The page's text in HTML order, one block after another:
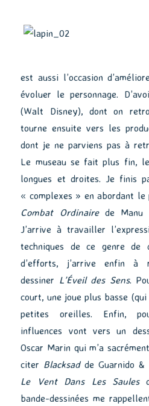
est aussi l’occasion
évoluer le personnage.
(Walt Disney), dont on
tourne ensuite vers les
dont je ne parviens pas à
Le museau se fait plus fin,
longues et droites. Je finis
« complexes » en abordant le
Combat Ordinaire de Manu
J’arrive à travailler
techniques de ce genre de
d’efforts, j’arrive enfin à
dessiner L’Éveil des Sens.
court, une joue plus basse
petites oreilles. Enfin,
influences vont vers un
Oscar Marin qui m’a
citer Blacksadde Guarnido &
Le Vent Dans Les Saules
bande-dessinées me